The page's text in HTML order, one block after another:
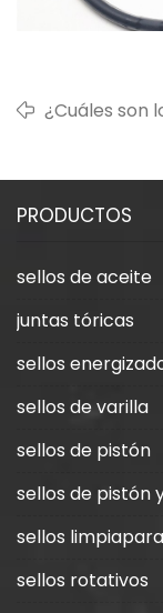
¿Cuáles son
PRODUCTOS
sellos de aceite
juntas tóricas
sellos
sellos de varilla
sellos de pistón
sellos de pistón
sellos
sellos rotativos